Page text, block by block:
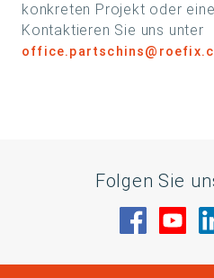
konkreten Projekt oder
Kontaktieren Sie uns unter
Folgen Sie